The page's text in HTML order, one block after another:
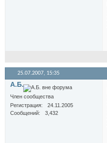
25.07.2007, 15:35
А.Б.
Член сообщества
Регистрация
24.11.2005
Сообщений
3,432